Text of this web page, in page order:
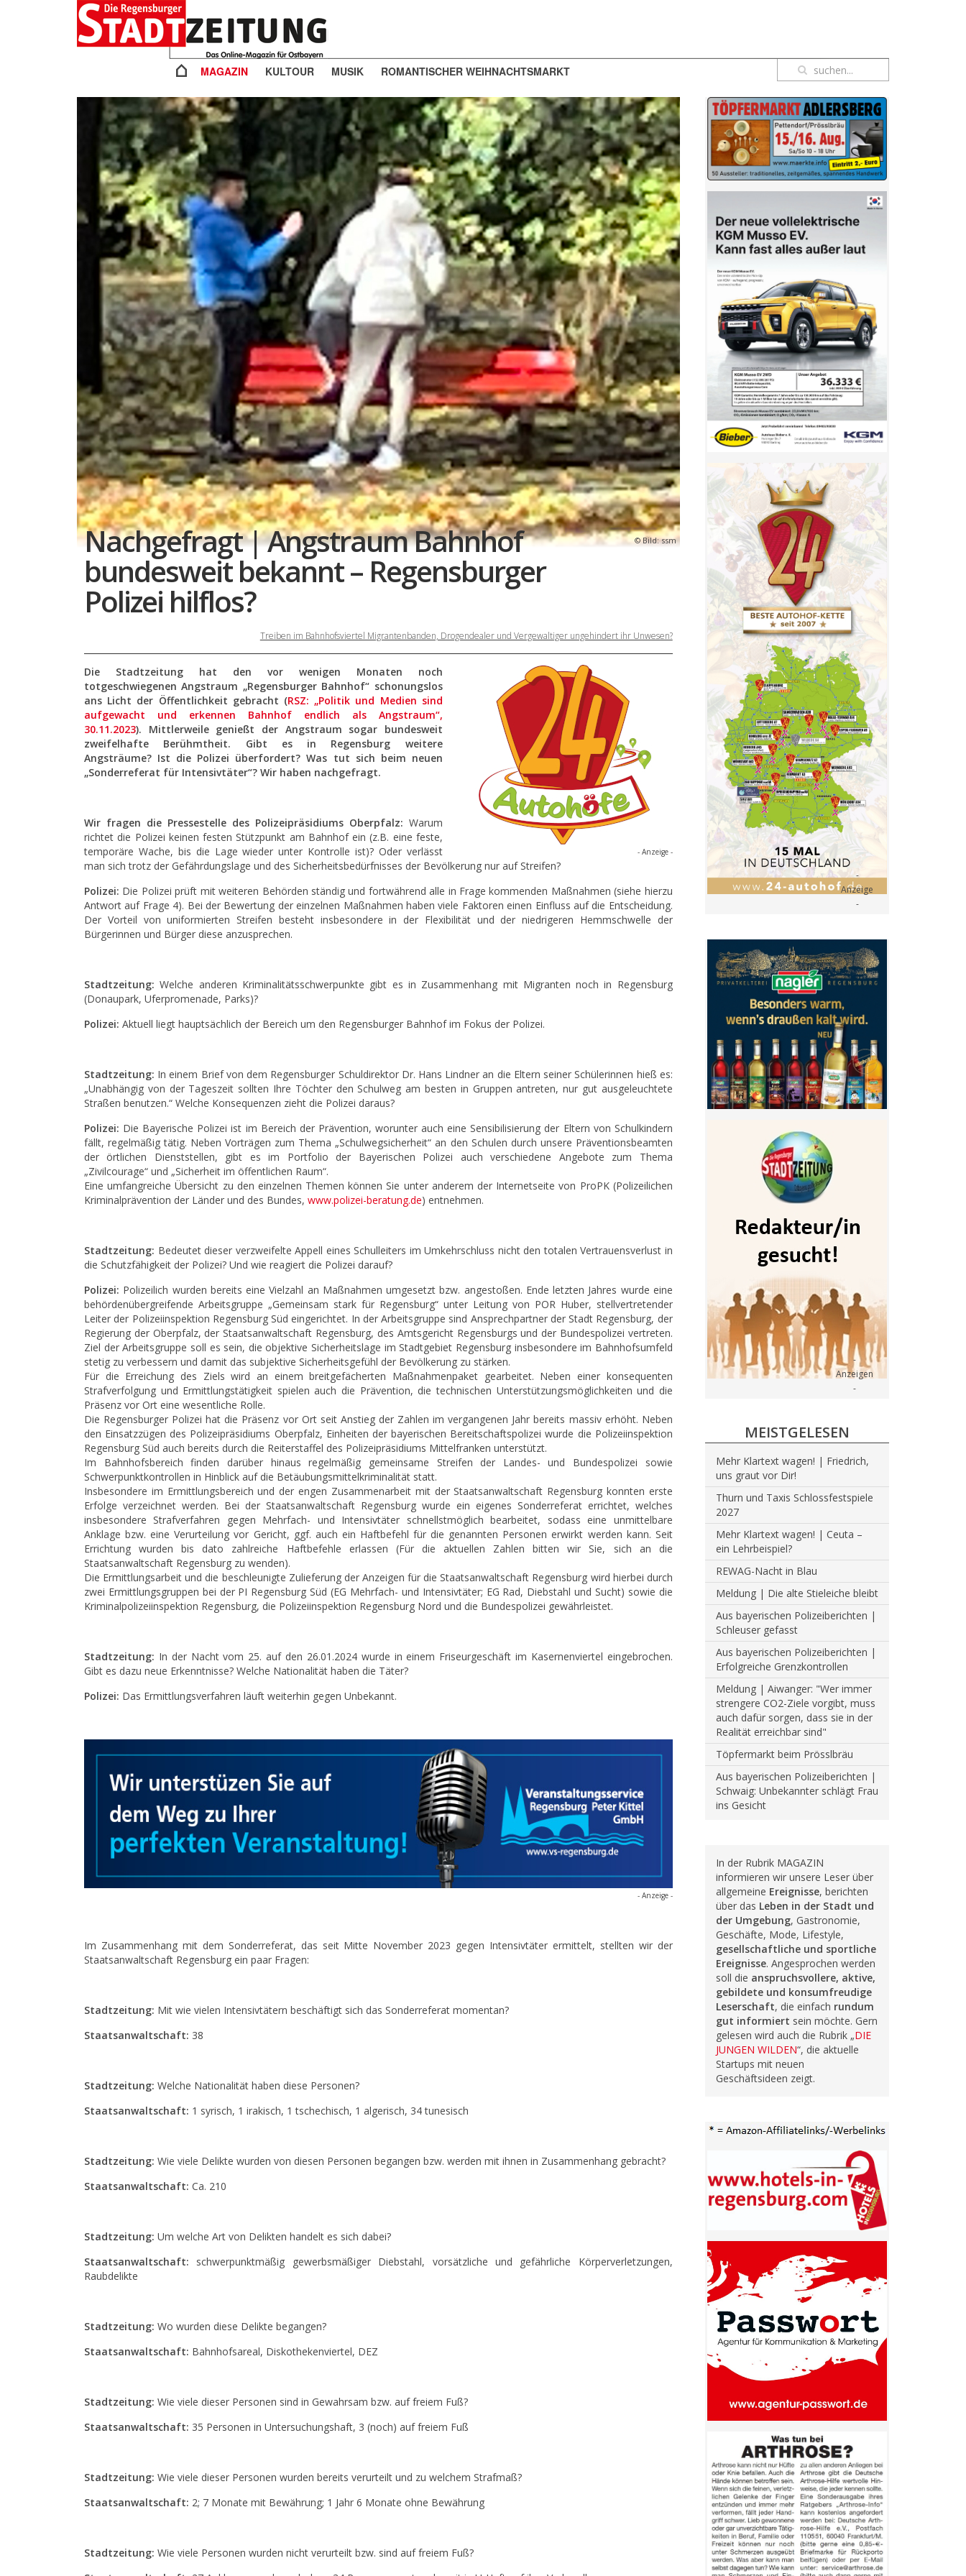
MAGAZIN KULTOUR MUSIK ROMANTISCHER WEIHNACHTSMARKT
Bild: ssm
Nachgefragt | Angstraum Bahnhof
bundesweit bekannt – Regensburger
Polizei hilflos?
Treiben im Bahnhofsviertel Migrantenbanden, Drogendealer und Vergewaltiger ungehindert ihr Unwesen?
- Anzeige -
Die
Stadtzeitung hat den vor wenigen Monaten noch
totgeschwiegenen Angstraum „Regensburger Bahnhof“ schonungslos
ans Licht der Öffentlichkeit gebracht (RSZ: „Politik und Medien sind
aufgewacht und erkennen Bahnhof endlich als Angstraum“,
30.11.2023). Mittlerweile genießt der Angstraum sogar bundesweit
zweifelhafte Berühmtheit. Gibt es in Regensburg weitere
Angsträume? Ist die Polizei überfordert? Was tut sich beim neuen
„Sonderreferat für Intensivtäter“? Wir haben nachgefragt.
Wir fragen die Pressestelle des Polizeipräsidiums Oberpfalz: Warum
richtet die Polizei keinen festen Stützpunkt am Bahnhof ein (z.B. eine feste,
temporäre Wache, bis die Lage wieder unter Kontrolle ist)? Oder verlässt
man sich trotz der Gefährdungslage und des Sicherheitsbedürfnisses der Bevölkerung nur auf Streifen?
Polizei: Die Polizei prüft mit weiteren Behörden ständig und fortwährend alle in Frage kommenden Maßnahmen (siehe hierzu
Antwort auf Frage 4). Bei der Bewertung der einzelnen Maßnahmen haben viele Faktoren einen Einfluss auf die Entscheidung.
Der Vorteil von uniformierten Streifen besteht insbesondere in der Flexibilität und der niedrigeren Hemmschwelle der
Bürgerinnen und Bürger diese anzusprechen.
Stadtzeitung: Welche anderen Kriminalitätsschwerpunkte gibt es in Zusammenhang mit Migranten noch in Regensburg
(Donaupark, Uferpromenade, Parks)?
Polizei: Aktuell liegt hauptsächlich der Bereich um den Regensburger Bahnhof im Fokus der Polizei.
Stadtzeitung: In einem Brief von dem Regensburger Schuldirektor Dr. Hans Lindner an die Eltern seiner Schülerinnen hieß es:
„Unabhängig von der Tageszeit sollten Ihre Töchter den Schulweg am besten in Gruppen antreten, nur gut ausgeleuchtete
Straßen benutzen.“ Welche Konsequenzen zieht die Polizei daraus?
Polizei: Die Bayerische Polizei ist im Bereich der Prävention, worunter auch eine Sensibilisierung der Eltern von Schulkindern
fällt, regelmäßig tätig. Neben Vorträgen zum Thema „Schulwegsicherheit“ an den Schulen durch unsere Präventionsbeamten
der örtlichen Dienststellen, gibt es im Portfolio der Bayerischen Polizei auch verschiedene Angebote zum Thema
„Zivilcourage“ und „Sicherheit im öffentlichen Raum“.
Eine umfangreiche Übersicht zu den einzelnen Themen können Sie unter anderem der Internetseite von ProPK (Polizeilichen
Kriminalprävention der Länder und des Bundes, www.polizei-beratung.de) entnehmen.
Stadtzeitung: Bedeutet dieser verzweifelte Appell eines Schulleiters im Umkehrschluss nicht den totalen Vertrauensverlust in
die Schutzfähigkeit der Polizei? Und wie reagiert die Polizei darauf?
Polizei: Polizeilich wurden bereits eine Vielzahl an Maßnahmen umgesetzt bzw. angestoßen. Ende letzten Jahres wurde eine
behördenübergreifende Arbeitsgruppe „Gemeinsam stark für Regensburg“ unter Leitung von POR Huber, stellvertretender
Leiter der Polizeiinspektion Regensburg Süd eingerichtet. In der Arbeitsgruppe sind Ansprechpartner der Stadt Regensburg, der
Regierung der Oberpfalz, der Staatsanwaltschaft Regensburg, des Amtsgericht Regensburgs und der Bundespolizei vertreten.
Ziel der Arbeitsgruppe soll es sein, die objektive Sicherheitslage im Stadtgebiet Regensburg insbesondere im Bahnhofsumfeld
stetig zu verbessern und damit das subjektive Sicherheitsgefühl der Bevölkerung zu stärken.
Für die Erreichung des Ziels wird an einem breitgefächerten Maßnahmenpaket gearbeitet. Neben einer konsequenten
Strafverfolgung und Ermittlungstätigkeit spielen auch die Prävention, die technischen Unterstützungsmöglichkeiten und die
Präsenz vor Ort eine wesentliche Rolle.
Die Regensburger Polizei hat die Präsenz vor Ort seit Anstieg der Zahlen im vergangenen Jahr bereits massiv erhöht. Neben
den Einsatzzügen des Polizeipräsidiums Oberpfalz, Einheiten der bayerischen Bereitschaftspolizei wurde die Polizeiinspektion
Regensburg Süd auch bereits durch die Reiterstaffel des Polizeipräsidiums Mittelfranken unterstützt.
Im Bahnhofsbereich finden darüber hinaus regelmäßig gemeinsame Streifen der Landes- und Bundespolizei sowie
Schwerpunktkontrollen in Hinblick auf die Betäubungsmittelkriminalität statt.
Insbesondere im Ermittlungsbereich und der engen Zusammenarbeit mit der Staatsanwaltschaft Regensburg konnten erste
Erfolge verzeichnet werden. Bei der Staatsanwaltschaft Regensburg wurde ein eigenes Sonderreferat errichtet, welches
insbesondere Strafverfahren gegen Mehrfach- und Intensivtäter schnellstmöglich bearbeitet, sodass eine unmittelbare
Anklage bzw. eine Verurteilung vor Gericht, ggf. auch ein Haftbefehl für die genannten Personen erwirkt werden kann. Seit
Errichtung wurden bis dato zahlreiche Haftbefehle erlassen (Für die aktuellen Zahlen bitten wir Sie, sich an die
Staatsanwaltschaft Regensburg zu wenden).
Die Ermittlungsarbeit und die beschleunigte Zulieferung der Anzeigen für die Staatsanwaltschaft Regensburg wird hierbei durch
zwei Ermittlungsgruppen bei der PI Regensburg Süd (EG Mehrfach- und Intensivtäter; EG Rad, Diebstahl und Sucht) sowie die
Kriminalpolizeiinspektion Regensburg, die Polizeiinspektion Regensburg Nord und die Bundespolizei gewährleistet.
Stadtzeitung: In der Nacht vom 25. auf den 26.01.2024 wurde in einem Friseurgeschäft im Kasernenviertel eingebrochen.
Gibt es dazu neue Erkenntnisse? Welche Nationalität haben die Täter?
Polizei: Das Ermittlungsverfahren läuft weiterhin gegen Unbekannt.
- Anzeige -
Im Zusammenhang mit dem Sonderreferat, das seit Mitte November 2023 gegen Intensivtäter ermittelt, stellten wir der
Staatsanwaltschaft Regensburg ein paar Fragen:
Stadtzeitung: Mit wie vielen Intensivtätern beschäftigt sich das Sonderreferat momentan?
Staatsanwaltschaft: 38
Stadtzeitung: Welche Nationalität haben diese Personen?
Staatsanwaltschaft: 1 syrisch, 1 irakisch, 1 tschechisch, 1 algerisch, 34 tunesisch
Stadtzeitung: Wie viele Delikte wurden von diesen Personen begangen bzw. werden mit ihnen in Zusammenhang gebracht?
Staatsanwaltschaft: Ca. 210
Stadtzeitung: Um welche Art von Delikten handelt es sich dabei?
Staatsanwaltschaft: schwerpunktmäßig gewerbsmäßiger Diebstahl, vorsätzliche und gefährliche Körperverletzungen,
Raubdelikte
Stadtzeitung: Wo wurden diese Delikte begangen?
Staatsanwaltschaft: Bahnhofsareal, Diskothekenviertel, DEZ
Stadtzeitung: Wie viele dieser Personen sind in Gewahrsam bzw. auf freiem Fuß?
Staatsanwaltschaft: 35 Personen in Untersuchungshaft, 3 (noch) auf freiem Fuß
Stadtzeitung: Wie viele dieser Personen wurden bereits verurteilt und zu welchem Strafmaß?
Staatsanwaltschaft: 2; 7 Monate mit Bewährung; 1 Jahr 6 Monate ohne Bewährung
Stadtzeitung: Wie viele Personen wurden nicht verurteilt bzw. sind auf freiem Fuß?
MEISTGELESEN
Mehr Klartext wagen! | Friedrich,
uns graut vor Dir!
Thurn und Taxis Schlossfestspiele
2027
Mehr Klartext wagen! | Ceuta –
ein Lehrbeispiel?
REWAG-Nacht in Blau
Meldung | Die alte Stieleiche bleibt
Aus bayerischen Polizeiberichten |
Schleuser gefasst
Aus bayerischen Polizeiberichten |
Erfolgreiche Grenzkontrollen
Meldung | Aiwanger: "Wer immer
strengere CO2-Ziele vorgibt, muss
auch dafür sorgen, dass sie in der
Realität erreichbar sind"
Töpfermarkt beim Prösslbräu
Aus bayerischen Polizeiberichten |
Schwaig: Unbekannter schlägt Frau
ins Gesicht
In der Rubrik MAGAZIN
informieren wir unsere Leser über
allgemeine Ereignisse, berichten
über das Leben in der Stadt und
der Umgebung, Gastronomie,
Geschäfte, Mode, Lifestyle,
gesellschaftliche und sportliche
Ereignisse. Angesprochen werden
soll die anspruchsvollere, aktive,
gebildete und konsumfreudige
Leserschaft, die einfach rundum
gut informiert sein möchte. Gern
gelesen wird auch die Rubrik „DIE
JUNGEN WILDEN“, die aktuelle
Startups mit neuen
Geschäftsideen zeigt.